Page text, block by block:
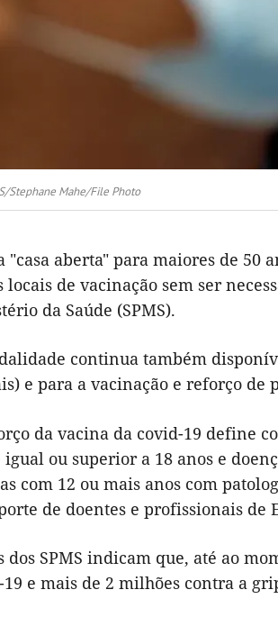
Stephane Mahe/File Photo
"casa aberta" para maiores de 50
locais de vacinação sem ser
da Saúde (SPMS).
continua também
e para a vacinação e reforço de
da vacina da covid-19 define
igual ou superior a 18 anos e
com 12 ou mais anos com
de doentes e profissionais de
dos SPMS indicam que, até ao
e mais de 2 milhões contra a